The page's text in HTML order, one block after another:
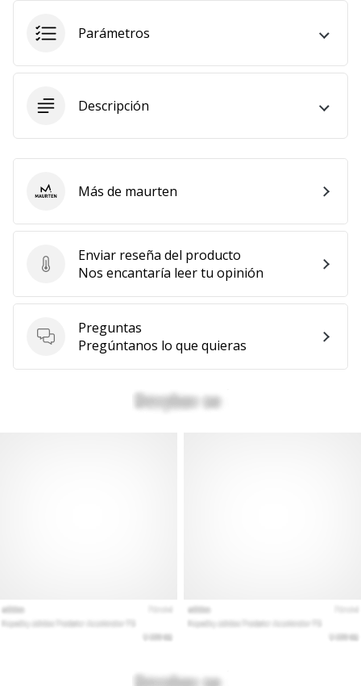
Parámetros
Descripción
Enviar reseña del producto
Enviar reseña del producto
Nos encantaría leer tu opinión
Preguntas
Preguntas
Pregúntanos lo que quieras
maurtenMás de maurten